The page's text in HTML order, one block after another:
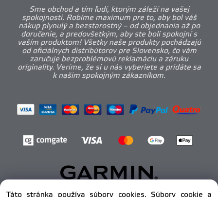
Sme obchod a tím ľudí, ktorým záleží na vašej
spokojnosti. Robíme maximum pre to, aby bol váš
nákup plynulý a bezstarostný – od objednania až po
doručenie, a predovšetkým, aby ste boli spokojní s
vaším produktom! Všetky naše produkty pochádzajú
od oficiálnych distribútorov pre Slovensko, čo vám
zaručuje bezproblémovú reklamáciu a záruku
originality. Veríme, že si u nás vyberiete a pridáte sa
k našim spokojným zákazníkom.
Táto stránka používa súbory cookies. Súbory cookie a